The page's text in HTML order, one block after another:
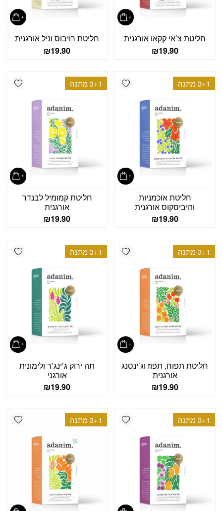
חליטת צ’אי קקאו אורגנית
₪19.90
חליטת רויבוס וניל אורגנית
₪19.90
Add wishlist 3+1 מתנה
חליטת אוכמניות
והיביסקוס אורגנית
₪19.90
3+1 מתנה
חליטת קמומיל לבנדר
אורגנית
₪19.90
Add wishlist 3+1 מתנה
חליטת תפוח, תפוז וג’ינסנג
אורגנית
₪19.90
3+1 מתנה
תה ירוק ג’ינג’ר ולימונית
אורגני
₪19.90
Add wishlist 3+1 מתנה 3+1 מתנה